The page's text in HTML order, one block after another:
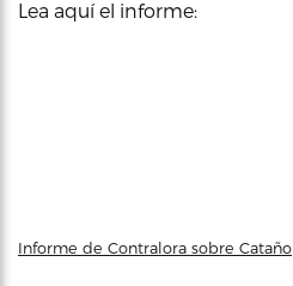
Lea aquí el informe:
Informe de Contralora sobre Cataño